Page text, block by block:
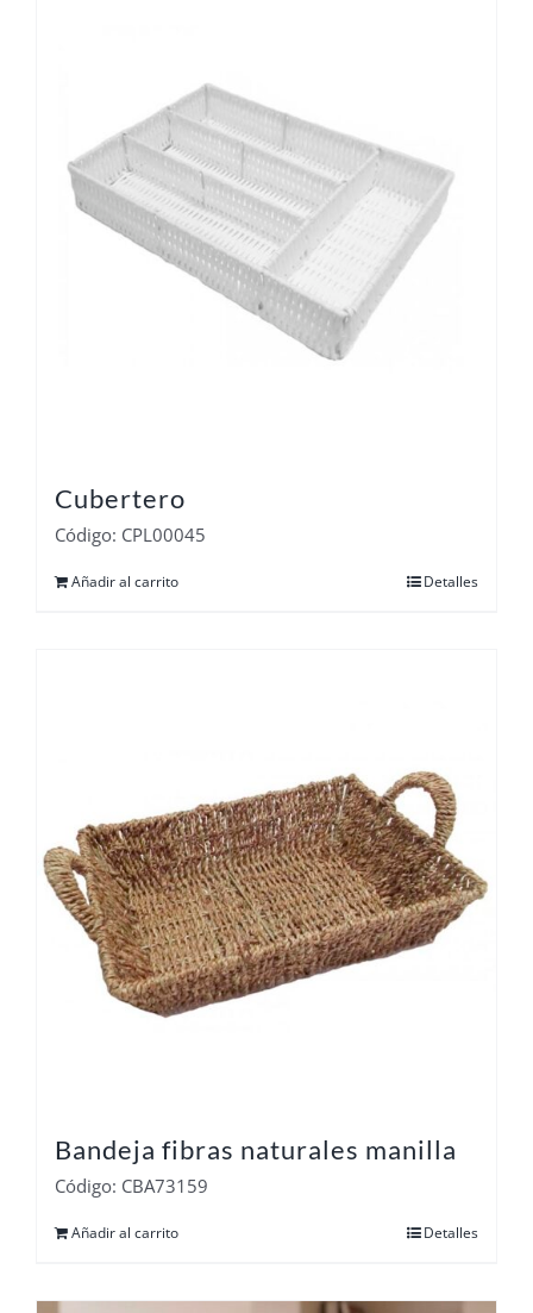
Cubertero
Código: CPL00045
Añadir al carrito Detalles
Bandeja fibras naturales manilla
Código: CBA73159
Añadir al carrito Detalles